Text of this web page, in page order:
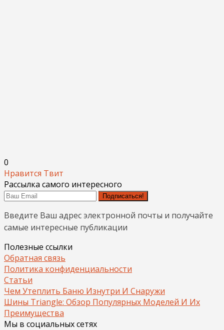
0
Нравится Твит
Рассылка самого интересного
Подписаться!
Введите Ваш адрес электронной почты и получайте
самые интересные публикации
Полезные ссылки
Обратная связь
Политика конфиденциальности
Статьи
Чем Утеплить Баню Изнутри И Снаружи
Шины Triangle: Обзор Популярных Моделей И Их
Преимущества
Мы в социальных сетях